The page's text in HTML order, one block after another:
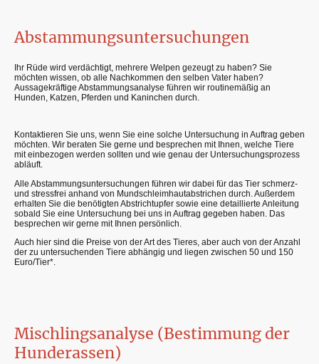
Abstammungsuntersuchungen
Ihr Rüde wird verdächtigt, mehrere Welpen gezeugt zu haben? Sie
möchten wissen, ob alle Nachkommen den selben Vater haben?
Aussagekräftige Abstammungsanalyse führen wir routinemäßig an
Hunden, Katzen, Pferden und Kaninchen durch.
Kontaktieren Sie uns, wenn Sie eine solche Untersuchung in Auftrag geben
möchten. Wir beraten Sie gerne und besprechen mit Ihnen, welche Tiere
mit einbezogen werden sollten und wie genau der Untersuchungsprozess
abläuft.
Alle Abstammungsuntersuchungen führen wir dabei für das Tier schmerz-
und stressfrei anhand von Mundschleimhautabstrichen durch. Außerdem
erhalten Sie die benötigten Abstrichtupfer sowie eine detaillierte Anleitung
sobald Sie eine Untersuchung bei uns in Auftrag gegeben haben. Das
besprechen wir gerne mit Ihnen persönlich.
Auch hier sind die Preise von der Art des Tieres, aber auch von der Anzahl
der zu untersuchenden Tiere abhängig und liegen zwischen 50 und 150
Euro/Tier*.
Mischlingsanalyse (Bestimmung der
Hunderassen)